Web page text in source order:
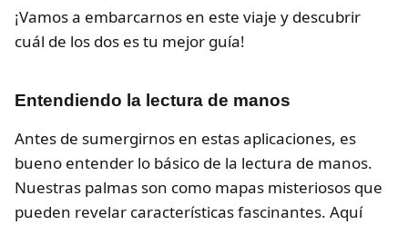
¡Vamos a embarcarnos en este viaje y descubrir
cuál de los dos es tu mejor guía!
Entendiendo la lectura de manos
Antes de sumergirnos en estas aplicaciones, es
bueno entender lo básico de la lectura de manos.
Nuestras palmas son como mapas misteriosos que
pueden revelar características fascinantes. Aquí